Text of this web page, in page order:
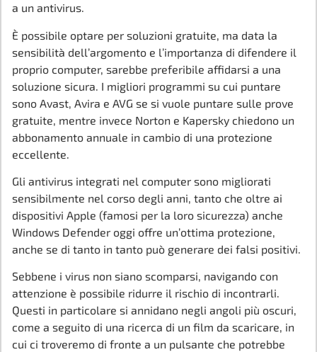
a un antivirus.
È possibile optare per soluzioni gratuite, ma data la
sensibilità dell’argomento e l’importanza di difendere il
proprio computer, sarebbe preferibile affidarsi a una
soluzione sicura. I migliori programmi su cui puntare
sono Avast, Avira e AVG se si vuole puntare sulle prove
gratuite, mentre invece Norton e Kapersky chiedono un
abbonamento annuale in cambio di una protezione
eccellente.
Gli antivirus integrati nel computer sono migliorati
sensibilmente nel corso degli anni, tanto che oltre ai
dispositivi Apple (famosi per la loro sicurezza) anche
Windows Defender oggi offre un’ottima protezione,
anche se di tanto in tanto può generare dei falsi positivi.
Sebbene i virus non siano scomparsi, navigando con
attenzione è possibile ridurre il rischio di incontrarli.
Questi in particolare si annidano negli angoli più oscuri,
come a seguito di una ricerca di un film da scaricare, in
cui ci troveremo di fronte a un pulsante che potrebbe